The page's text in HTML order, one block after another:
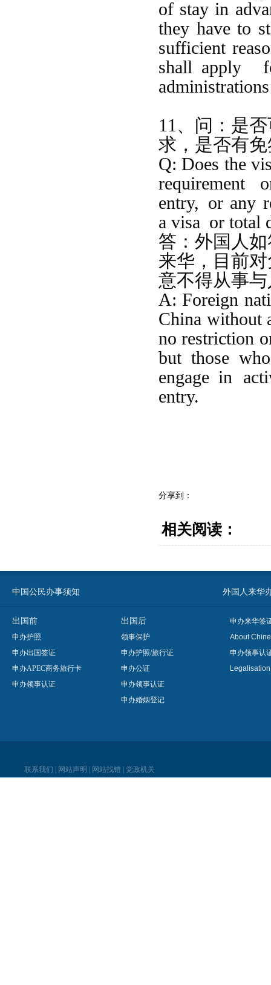
of stay in
they have to
sufficient
shall
11、问：是
求，是否有
Q: Does the
requirement
entry, or any
a visa or total
答： 外国人
来华，目前
意不得从事
A: Foreign
China without
no restriction
but those
engage in
entry.
分享到：
相关阅读：
中国公民办事须知 外国人来华
出国前
申办护照
申办出国签证
申办APEC商务旅行卡
申办领事认证
出国后
领事保护
申办护照/旅行证
申办公证
申办领事认证
申办婚姻登记
申办来华签
About
申办领事认
联系我们 网站声明 网站找错 党政机关